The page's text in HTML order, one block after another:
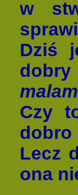
w
Dziś
dobry
malam
Czy
Lecz
ona